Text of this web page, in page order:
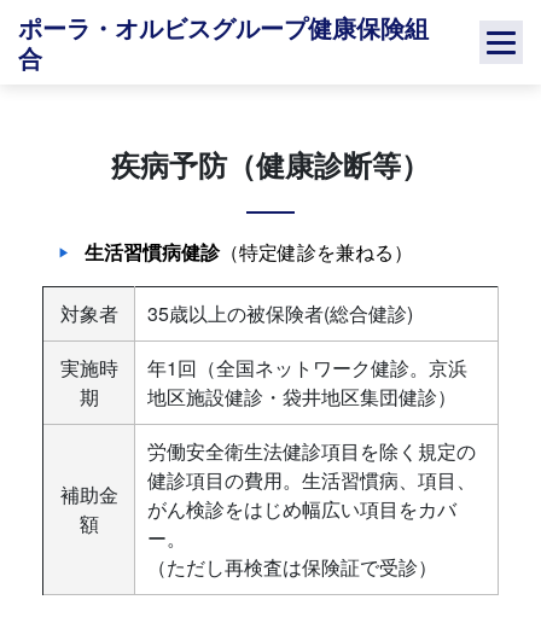
Skip
content
ポーラ・オルビスグループ健康保険組
合
疾病予防（健康診断等）
生活習慣病健診（特定健診を兼ねる）
対象者
35歳以上の被保険者(総合健診)
実施時
期
年1回（全国ネットワーク健診。京浜
地区施設健診・袋井地区集団健診）
補助金
額
労働安全衛生法健診項目を除く規定の
健診項目の費用。生活習慣病、項目、
がん検診をはじめ幅広い項目をカバ
ー。
（ただし再検査は保険証で受診）